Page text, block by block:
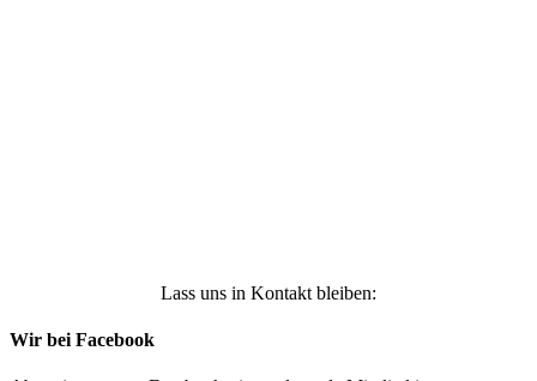
Lass uns in Kontakt bleiben:
Wir bei Facebook